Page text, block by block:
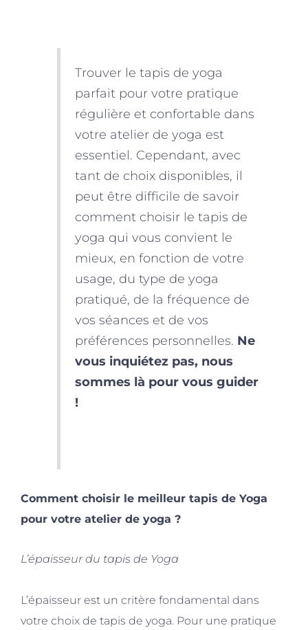
Trouver le tapis de yoga
parfait pour votre pratique
régulière et confortable dans
votre atelier de yoga est
essentiel. Cependant, avec
tant de choix disponibles, il
peut être difficile de savoir
comment choisir le tapis de
yoga qui vous convient le
mieux, en fonction de votre
usage, du type de yoga
pratiqué, de la fréquence de
vos séances et de vos
préférences personnelles. Ne
vous inquiétez pas, nous
sommes là pour vous guider
!
Comment choisir le meilleur tapis de Yoga
pour votre atelier de yoga ?
L’épaisseur du tapis de Yoga
L’épaisseur est un critère fondamental dans
votre choix de tapis de yoga. Pour une pratique